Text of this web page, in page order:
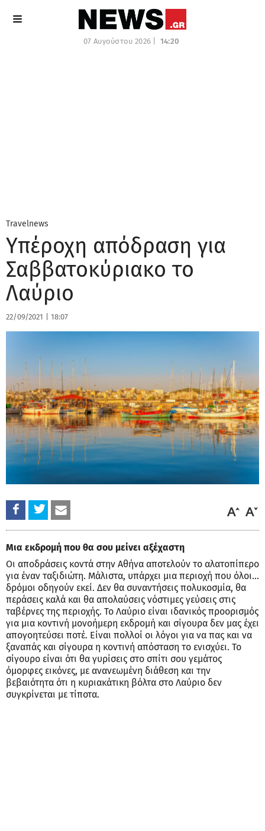
07 Αυγούστου 2026 | 14:20
Travelnews
Υπέροχη απόδραση για
Σαββατοκύριακο το
Λαύριο
22/09/2021 18:07
Μια εκδρομή που θα σου μείνει αξέχαστη
Οι αποδράσεις κοντά στην Αθήνα αποτελούν το αλατοπίπερο
για έναν ταξιδιώτη. Μάλιστα, υπάρχει μια περιοχή που όλοι...
δρόμοι οδηγούν εκεί. Δεν θα συναντήσεις πολυκοσμία, θα
περάσεις καλά και θα απολαύσεις νόστιμες γεύσεις στις
ταβέρνες της περιοχής. Το Λαύριο είναι ιδανικός προορισμός
για μια κοντινή μονοήμερη εκδρομή και σίγουρα δεν μας έχει
απογοητεύσει ποτέ. Είναι πολλοί οι λόγοι για να πας και να
ξαναπάς και σίγουρα η κοντινή απόσταση το ενισχύει. Το
σίγουρο είναι ότι θα γυρίσεις στο σπίτι σου γεμάτος
όμορφες εικόνες, με ανανεωμένη διάθεση και την
βεβαιότητα ότι η κυριακάτικη βόλτα στο Λαύριο δεν
συγκρίνεται με τίποτα.